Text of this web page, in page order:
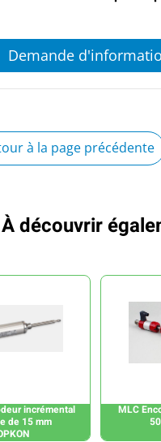
Demande
à la page précédente
À découvrir
incrémental
de 15 mm
MLC